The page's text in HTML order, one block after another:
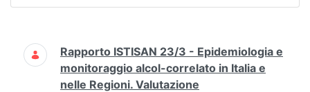
Ricerca
Rapporto ISTISAN 23/3 - Epidemiologia e
monitoraggio alcol-correlato in Italia e
nelle Regioni. Valutazione